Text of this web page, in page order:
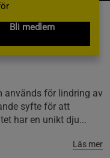
Bli medlem
används för lindring av
syfte för att
har en unikt dju...
Läs mer